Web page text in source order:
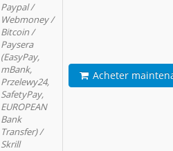
Paypal /
Webmoney /
Bitcoin /
Paysera
(EasyPay,
mBank,
Przelewy24,
SafetyPay,
EUROPEAN
Bank
Transfer) /
Skrill
Acheter